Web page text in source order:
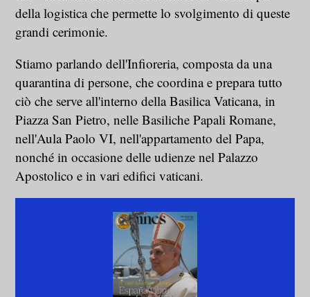
della logistica che permette lo svolgimento di queste
grandi cerimonie.
Stiamo parlando dell'Infioreria, composta da una
quarantina di persone, che coordina e prepara tutto
ciò che serve all'interno della Basilica Vaticana, in
Piazza San Pietro, nelle Basiliche Papali Romane,
nell'Aula Paolo VI, nell'appartamento del Papa,
nonché in occasione delle udienze nel Palazzo
Apostolico e in vari edifici vaticani.